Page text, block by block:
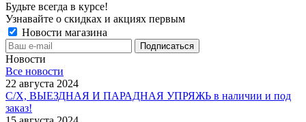
Будьте всегда в курсе!
Узнавайте о скидках и акциях первым
Новости магазина
Новости
Все новости
22 августа 2024
С/Х, ВЫЕЗДНАЯ И ПАРАДНАЯ УПРЯЖЬ в наличии и под
заказ!